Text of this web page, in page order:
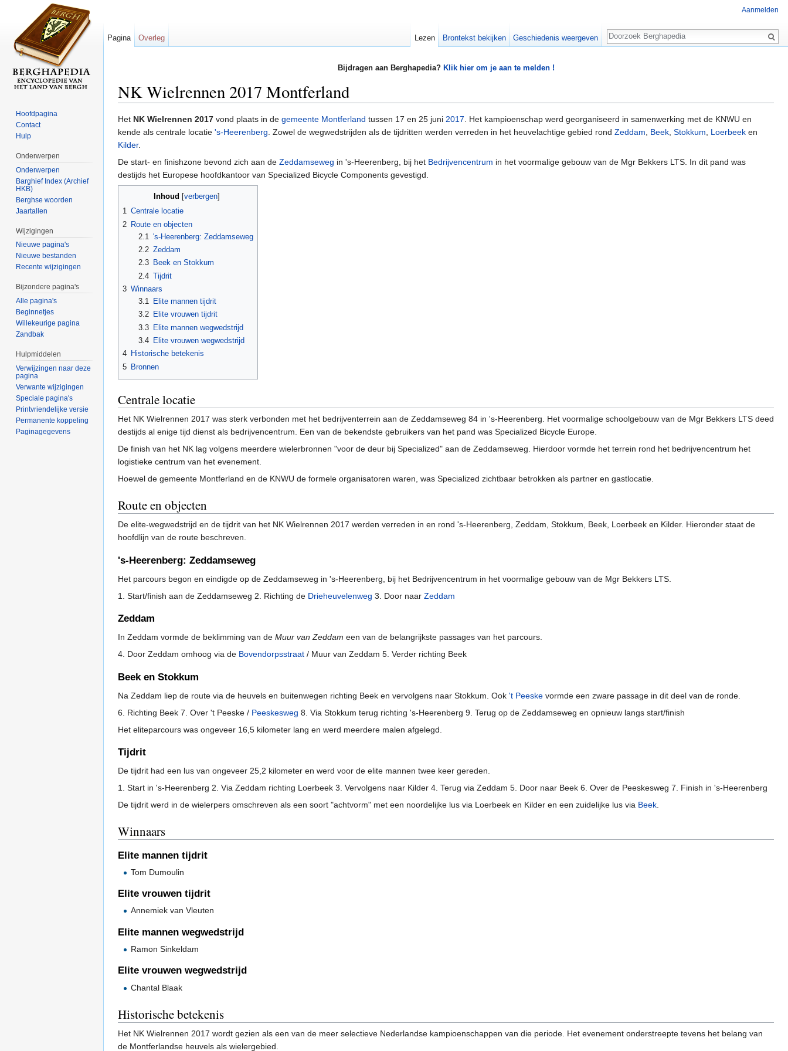
Bijdragen aan Berghapedia? Klik hier om je aan te melden !
NK Wielrennen 2017 Montferland
Het NK Wielrennen 2017 vond plaats in de gemeente Montferland tussen 17 en 25 juni 2017. Het kampioenschap werd georganiseerd in samenwerking met de KNWU en
kende als centrale locatie 's-Heerenberg. Zowel de wegwedstrijden als de tijdritten werden verreden in het heuvelachtige gebied rond Zeddam, Beek, Stokkum, Loerbeek en
Kilder.
De start- en finishzone bevond zich aan de Zeddamseweg in 's-Heerenberg, bij het Bedrijvencentrum in het voormalige gebouw van de Mgr Bekkers LTS. In dit pand was
destijds het Europese hoofdkantoor van Specialized Bicycle Components gevestigd.
Inhoud verbergen
1 Centrale locatie
2 Route en objecten
2.1 's-Heerenberg: Zeddamseweg
2.2 Zeddam
2.3
Beek en Stokkum
2.4 Tijdrit
3 Winnaars
3.1
Elite mannen tijdrit
3.2
Elite vrouwen tijdrit
3.3 Elite mannen wegwedstrijd
3.4
Elite vrouwen wegwedstrijd
4 Historische betekenis
5 Bronnen
Centrale locatie
Het NK Wielrennen 2017 was sterk verbonden met het bedrijventerrein aan de Zeddamseweg 84 in 's-Heerenberg. Het voormalige schoolgebouw van de Mgr Bekkers LTS deed
destijds al enige tijd dienst als bedrijvencentrum. Een van de bekendste gebruikers van het pand was Specialized Bicycle Europe.
De finish van het NK lag volgens meerdere wielerbronnen "voor de deur bij Specialized" aan de Zeddamseweg. Hierdoor vormde het terrein rond het bedrijvencentrum het
logistieke centrum van het evenement.
Hoewel de gemeente Montferland en de KNWU de formele organisatoren waren, was Specialized zichtbaar betrokken als partner en gastlocatie.
Route en objecten
De elite-wegwedstrijd en de tijdrit van het NK Wielrennen 2017 werden verreden in en rond 's-Heerenberg, Zeddam, Stokkum, Beek, Loerbeek en Kilder. Hieronder staat de
hoofdlijn van de route beschreven.
's-Heerenberg: Zeddamseweg
Het parcours begon en eindigde op de Zeddamseweg in 's-Heerenberg, bij het Bedrijvencentrum in het voormalige gebouw van de Mgr Bekkers LTS.
1. Start/finish aan de Zeddamseweg 2. Richting de Drieheuvelenweg 3. Door naar Zeddam
Zeddam
In Zeddam vormde de beklimming van de Muur van Zeddam een van de belangrijkste passages van het parcours.
4. Door Zeddam omhoog via de Bovendorpsstraat / Muur van Zeddam 5. Verder richting Beek
Beek en Stokkum
Na Zeddam liep de route via de heuvels en buitenwegen richting Beek en vervolgens naar Stokkum. Ook 't Peeske vormde een zware passage in dit deel van de ronde.
6. Richting Beek 7. Over 't Peeske / Peeskesweg 8. Via Stokkum terug richting 's-Heerenberg 9. Terug op de Zeddamseweg en opnieuw langs start/finish
Het eliteparcours was ongeveer 16,5 kilometer lang en werd meerdere malen afgelegd.
Tijdrit
De tijdrit had een lus van ongeveer 25,2 kilometer en werd voor de elite mannen twee keer gereden.
1. Start in 's-Heerenberg 2. Via Zeddam richting Loerbeek 3. Vervolgens naar Kilder 4. Terug via Zeddam 5. Door naar Beek 6. Over de Peeskesweg 7. Finish in 's-Heerenberg
De tijdrit werd in de wielerpers omschreven als een soort "achtvorm" met een noordelijke lus via Loerbeek en Kilder en een zuidelijke lus via Beek
Winnaars
Elite mannen tijdrit
Tom Dumoulin
Elite vrouwen tijdrit
Annemiek van Vleuten
Elite mannen wegwedstrijd
Ramon Sinkeldam
Elite vrouwen wegwedstrijd
Chantal Blaak
Historische betekenis
Het NK Wielrennen 2017 wordt gezien als een van de meer selectieve Nederlandse kampioenschappen van die periode. Het evenement onderstreepte tevens het belang van
de Montferlandse heuvels als wielergebied.
Aanmelden
Pagina Overleg Lezen Brontekst bekijken Geschiedenis weergeven
Zoeken
Hoofdpagina
Contact
Hulp
Onderwerpen
Onderwerpen
Barghief Index (Archief
HKB)
Berghse woorden
Jaartallen
Wijzigingen
Nieuwe pagina's
Nieuwe bestanden
Recente wijzigingen
Bijzondere pagina's
Alle pagina's
Beginnetjes
Willekeurige pagina
Zandbak
Hulpmiddelen
Verwijzingen naar deze
pagina
Verwante wijzigingen
Speciale pagina's
Printvriendelijke versie
Permanente koppeling
Paginagegevens